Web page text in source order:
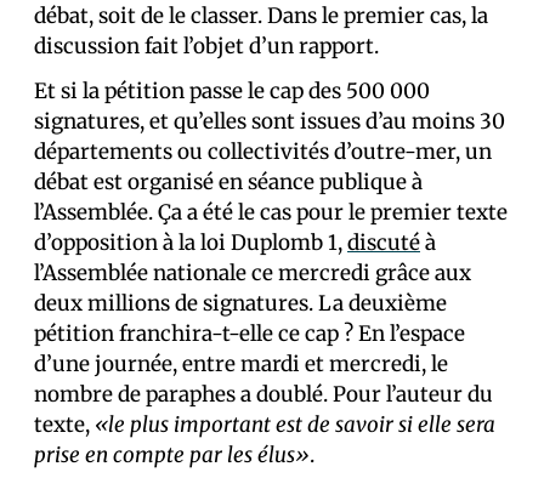
débat, soit de le classer. Dans le premier cas, la
discussion fait l’objet d’un rapport.
Et si la pétition passe le cap des 500 000
signatures, et qu’elles sont issues d’au moins 30
départements ou collectivités d’outre-mer, un
débat est organisé en séance publique à
l’Assemblée. Ça a été le cas pour le premier texte
d’opposition à la loi Duplomb 1,discutéà
l’Assemblée nationale ce mercredi grâce aux
deux millions de signatures. La deuxième
pétition franchira-t-elle ce cap ? En l’espace
d’une journée, entre mardi et mercredi, le
nombre de paraphes a doublé. Pour l’auteur du
texte, «le plus important est de savoir si elle sera
prise en compte par les élus».